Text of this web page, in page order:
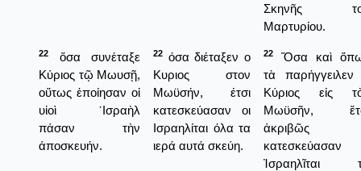
Σκηνῆς
Μαρτυρίου.
22
ὅσα συνέταξε
Κύριος τῷ Μωυσῇ,
οὕτως ἐποίησαν οἱ
υἱοὶ ᾿Ισραὴλ
πάσαν τὴν
ἀποσκευήν.
22 όσα διέταξεν ο
Κυριος στον
Μωϋσήν, έτσι
κατεσκεύασαν οι
Ισραηλίται όλα τα
ιερά αυτά σκεύη.
22
Ὅσα καὶ
τὰ
Κύριος εἰς
Μωϋσῆν,
ἀκριβῶς
κατεσκεύασαν
Ἰσραηλῖται